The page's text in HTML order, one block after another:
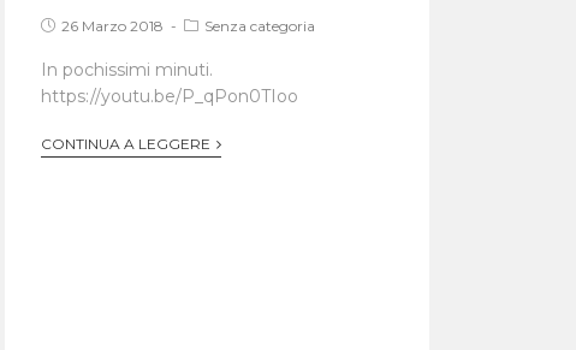
26 Marzo 2018 Senza categoria
In pochissimi minuti.
https://youtu.be/P_qPon0TIoo
CONTINUA A LEGGERE